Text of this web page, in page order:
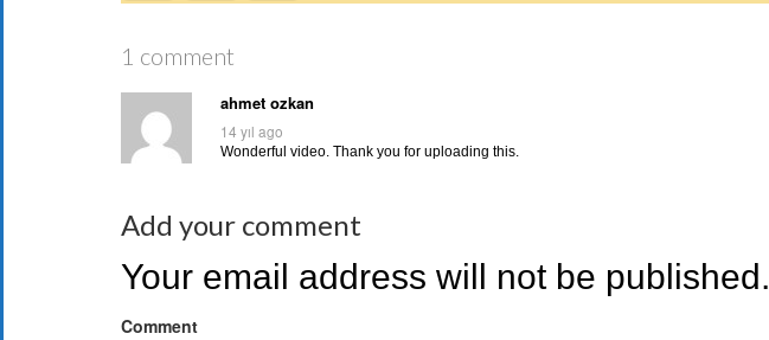
1 comment
ahmet ozkan
14 yıl ago
Wonderful video. Thank you for uploading this.
Add your comment
Your email address will not be published.
Comment